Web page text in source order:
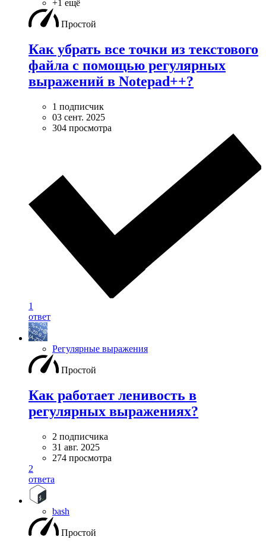
+1 ещё
Простой
Как убрать все точки из текстового
файла с помощью регулярных
выражений в Notepad++?
1 подписчик
03 сент. 2025
304 просмотра
1
ответ
Регулярные выражения
Простой
Как работает ленивость в
регулярных выражениях?
2 подписчика
31 авг. 2025
274 просмотра
2
ответа
bash
Простой